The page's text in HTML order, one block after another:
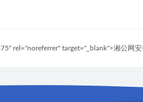
rel="noreferrer" target="_blank">湘公网